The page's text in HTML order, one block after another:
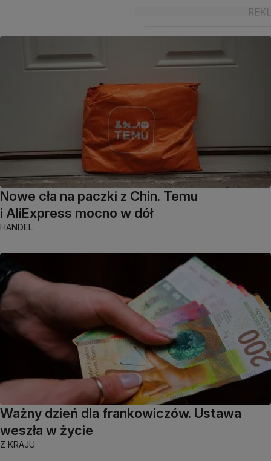
Nowe cła na paczki z Chin. Temu
i AliExpress mocno w dół
HANDEL
Ważny dzień dla frankowiczów. Ustawa
weszła w życie
Z KRAJU